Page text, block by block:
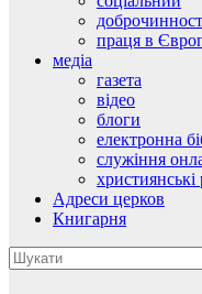
праця в
медіа
газета
відео
блоги
електронна
служіння
християнські
Адреси церков
Книгарня